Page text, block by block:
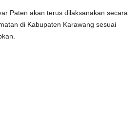
Paten akan terus dilaksanakan secara
di Kabupaten Karawang sesuai